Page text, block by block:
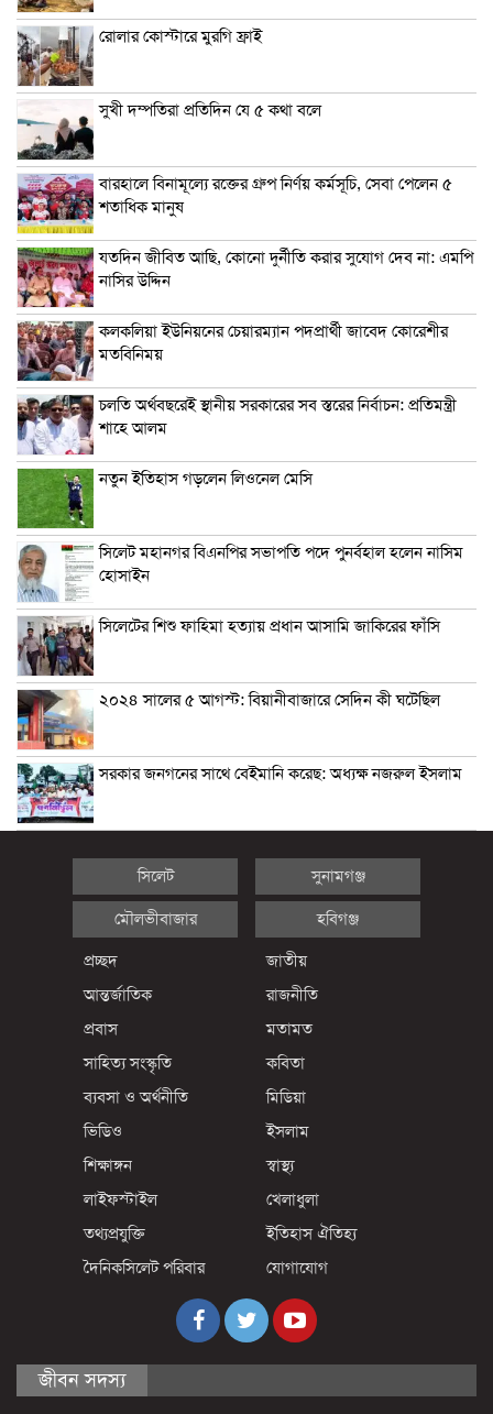
রোলার কোস্টারে মুরগি ফ্রাই
সুখী দম্পতিরা প্রতিদিন যে ৫ কথা বলে
বারহালে বিনামূল্যে রক্তের গ্রুপ নির্ণয় কর্মসূচি, সেবা পেলেন ৫
শতাধিক মানুষ
যতদিন জীবিত আছি, কোনো দুর্নীতি করার সুযোগ দেব না: এমপি
নাসির উদ্দিন
কলকলিয়া ইউনিয়নের চেয়ারম্যান পদপ্রার্থী জাবেদ কোরেশীর
মতবিনিময়
চলতি অর্থবছরেই স্থানীয় সরকারের সব স্তরের নির্বাচন: প্রতিমন্ত্রী
শাহে আলম
নতুন ইতিহাস গড়লেন লিওনেল মেসি
সিলেট মহানগর বিএনপির সভাপতি পদে পুনর্বহাল হলেন নাসিম
হোসাইন
সিলেটের শিশু ফাহিমা হত্যায় প্রধান আসামি জাকিরের ফাঁসি
২০২৪ সালের ৫ আগস্ট: বিয়ানীবাজারে সেদিন কী ঘটেছিল
সরকার জনগনের সাথে বেইমানি করেছ: অধ্যক্ষ নজরুল ইসলাম
সিলেট সুনামগঞ্জ
মৌলভীবাজার হবিগঞ্জ
প্রচ্ছদ
জাতীয়
আন্তর্জাতিক
রাজনীতি
প্রবাস
মতামত
সাহিত্য সংস্কৃতি
কবিতা
ব্যবসা ও অর্থনীতি
মিডিয়া
ভিডিও
ইসলাম
শিক্ষাঙ্গন
স্বাস্থ্য
লাইফস্টাইল
খেলাধুলা
তথ্যপ্রযুক্তি
ইতিহাস ঐতিহ্য
দৈনিকসিলেট পরিবার
যোগাযোগ
জীবন সদস্য